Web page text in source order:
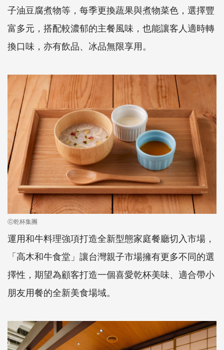
子油豆腐煮物等，每季更換蔬果與煮物菜色，選擇豐
富多元，搭配較濃郁的主餐風味，也能讓客人適時轉
換口味，亦有飲品、冰品無限享用。
ⓒ乾杯集團
運用和牛料理強項打造全新型態家庭餐廳切入市場，
「高木和牛食堂」讓台灣親子市場擁有更多不同的選
擇性，期望為顧客打造一個喜愛乾杯美味、適合帶小
朋友用餐的全新美食場域。